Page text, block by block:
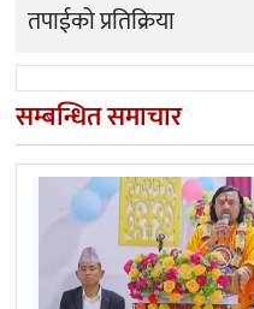
तपाईको प्रतिक्रिया
सम्बन्धित समाचार